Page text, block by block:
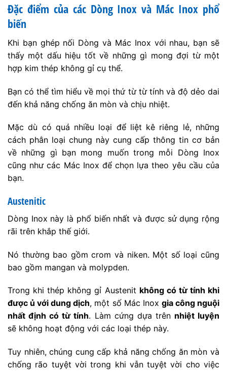
Đặc điểm của các Dòng Inox và Mác Inox phổ
biến
Khi bạn ghép nối Dòng và Mác Inox với nhau, bạn sẽ
thấy một dấu hiệu tốt về những gì mong đợi từ một
hợp kim thép không gỉ cụ thể.
Bạn có thể tìm hiểu về mọi thứ từ từ tính và độ dẻo dai
đến khả năng chống ăn mòn và chịu nhiệt.
Mặc dù có quá nhiều loại để liệt kê riêng lẻ, những
cách phân loại chung này cung cấp thông tin cơ bản
về những gì bạn mong muốn trong mỗi Dòng Inox
cũng như các Mác Inox để chọn lựa theo yêu cầu của
bạn.
Austenitic
Dòng Inox này là phổ biến nhất và được sử dụng rộng
rãi trên khắp thế giới.
Nó thường bao gồm crom và niken. Một số loại cũng
bao gồm mangan và molypden.
Trong khi thép không gỉ Austenit không có từ tính khi
được ủ với dung dịch, một số Mác Inox gia công nguội
nhất định có từ tính. Làm cứng dựa trên nhiệt luyện
sẽ không hoạt động với các loại thép này.
Tuy nhiên, chúng cung cấp khả năng chống ăn mòn và
chống rão tuyệt vời trong khi vẫn tuyệt vời cho việc